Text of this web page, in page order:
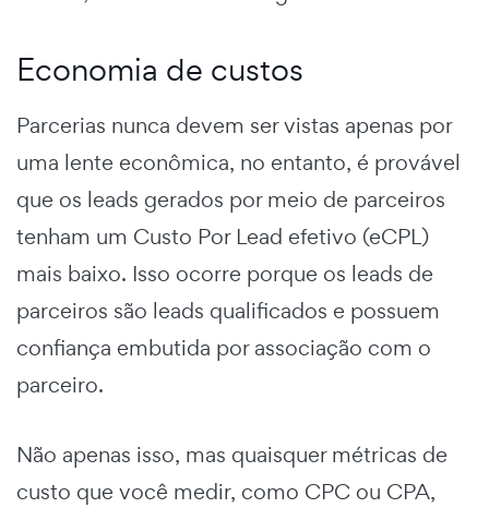
Economia de custos
Parcerias nunca devem ser vistas apenas por
uma lente econômica, no entanto, é provável
que os leads gerados por meio de parceiros
tenham um Custo Por Lead efetivo (eCPL)
mais baixo. Isso ocorre porque os leads de
parceiros são leads qualificados e possuem
confiança embutida por associação com o
parceiro.
Não apenas isso, mas quaisquer métricas de
custo que você medir, como CPC ou CPA,